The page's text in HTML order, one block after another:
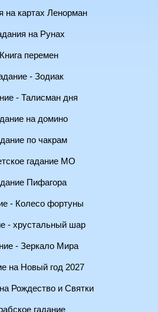
на картах Ленорман
на Рунах
Книга перемен
- Зодиак
- Талисман дня
на домино
по чакрам
гадание МО
Пифагора
- Колесо фортуны
- хрустальный шар
- Зеркало Мира
на Новый год 2027
Рождество и Святки
гадание